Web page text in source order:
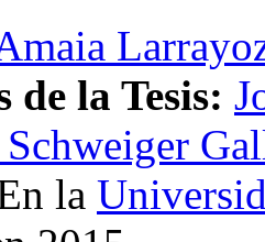
de la Tesis:
la